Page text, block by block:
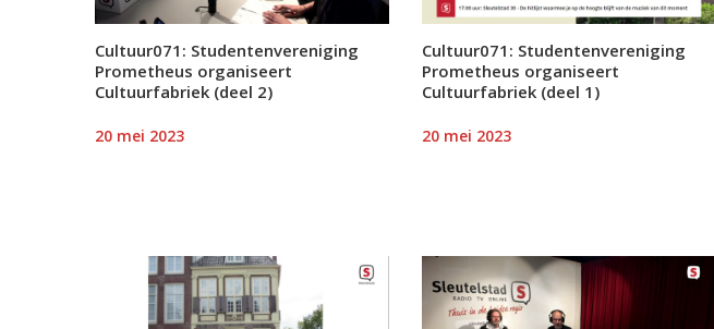
Cultuur071: Studentenvereniging
Prometheus organiseert
Cultuurfabriek (deel 2)
20 mei 2023
Cultuur071: Studentenvereniging
Prometheus organiseert
Cultuurfabriek (deel 1)
20 mei 2023